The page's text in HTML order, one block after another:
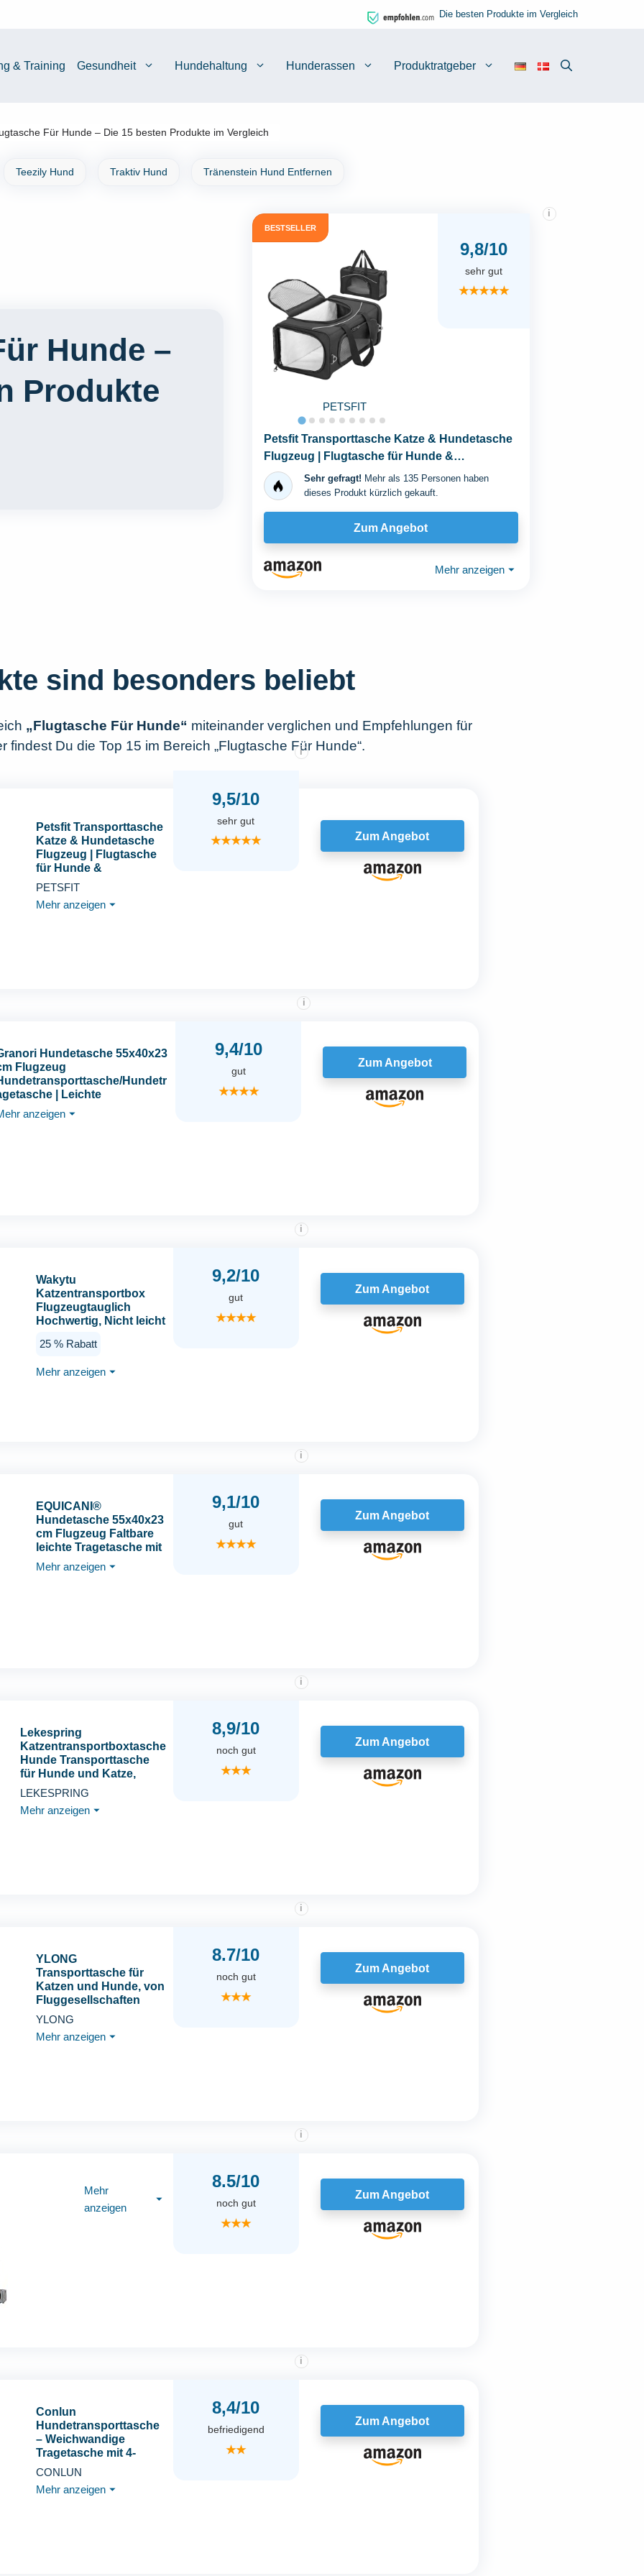
Die besten Produkte im Vergleich
& Training Gesundheit Hundehaltung Hunderassen Produktratgeber
Für Hunde – Die 15 besten Produkte im Vergleich
Teezily Hund Traktiv Hund Tränenstein Hund Entfernen
Hunde –
Produkte
BESTSELLER
PETSFIT
9,8/10
i
sehr gut
★★★★★
Petsfit Transporttasche Katze & Hundetasche
Flugzeug | Flugtasche für Hunde &
Transportbox Katze...
Sehr gefragt! Mehr als 135 Personen haben
dieses Produkt kürzlich gekauft.
Zum Angebot
Mehr anzeigen ⏷
sind besonders beliebt
„Flugtasche Für Hunde“ miteinander verglichen und Empfehlungen für
findest Du die Top 15 im Bereich „Flugtasche Für Hunde“.
Petsfit Transporttasche
Katze & Hundetasche
Flugzeug | Flugtasche
für Hunde &
Transportbox Katze |
Flugtaugliche
Haustiertasche |
PETSFIT
Mehr anzeigen ⏷
9,5/10
i
sehr gut
★★★★★ Zum Angebot
Hundetasche 55x40x23
Flugzeug
Hundetr
| Leichte
für Hund &
bis 15 kg | Große Tier
anzeigen ⏷
9,4/10
i
gut
★★★★
Zum Angebot
Wakytu
Katzentransportbox
Flugzeugtauglich
Hochwertig, Nicht leicht
zerreißbar transportbox
transportboxen für
25 % Rabatt
Mehr anzeigen ⏷
9,2/10
i
gut
★★★★
Zum Angebot
EQUICANI®
Hundetasche 55x40x23
cm Flugzeug Faltbare
leichte Tragetasche mit
Netzstoff, Tragegurt
und abnehmbaren
Mehr anzeigen ⏷
9,1/10
i
gut
★★★★
Zum Angebot
Lekespring
Katzentransportboxtasche
Hunde Transporttasche
für Hunde und Katze,
Nach Oben Ausbaubar
Katzentasche bis 5kg,
Transportbox Katze Hund
LEKESPRING
Mehr anzeigen ⏷
8,9/10
i
noch gut
★★★
Zum Angebot
YLONG
Transporttasche für
Katzen und Hunde, von
Fluggesellschaften
zugelassen, weiche
Seiten, tragbar, faltbar,
für Haustiere(M, Black)
YLONG
Mehr anzeigen ⏷
8.7/10
i
noch gut
★★★
Zum Angebot
Mehr
anzeigen
⏷
8.5/10
i
noch gut
★★★
Zum Angebot
Conlun
Hundetransporttasche
– Weichwandige
Tragetasche mit 4-
Seitigem Mesh für
Kleine Hunde & Große
Katzen bis 9kg,
CONLUN
Mehr anzeigen ⏷
8,4/10
i
befriedigend
★★
Zum Angebot